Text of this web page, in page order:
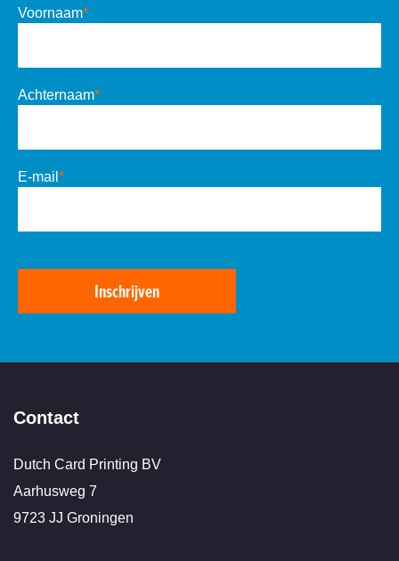
Voornaam*
Achternaam*
E-mail *
Inschrijven
Contact
Dutch Card Printing BV
Aarhusweg 7
9723 JJ Groningen